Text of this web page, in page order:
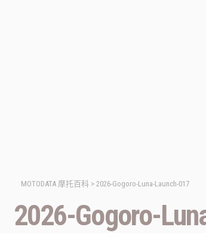
MOTODATA 摩托百科 > 2026-Gogoro-Luna-Launch-017
2026-Gogoro-